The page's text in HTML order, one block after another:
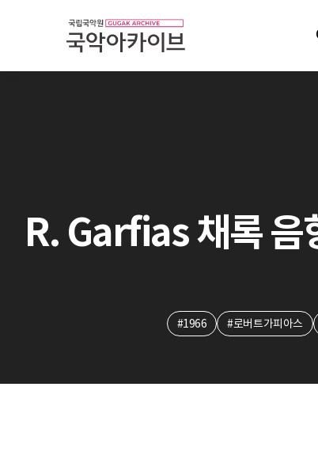
R. Garfias 채록 음
#1966 #로버트가피아스